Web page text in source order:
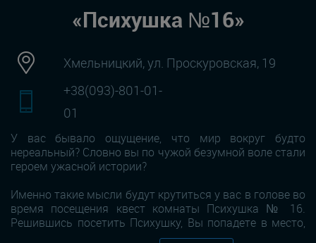
«Психушка №16»
Хмельницкий, ул. Проскуровская, 19
+38(093)-801-01-
01
У вас бывало ощущение, что мир вокруг будто
нереальный? Словно вы по чужой безумной воле стали
героем ужасной истории?
Именно такие мысли будут крутиться у вас в голове во
время посещения квест комнаты Психушка № 16.
Решившись посетить Психушку, Вы попадете в место,